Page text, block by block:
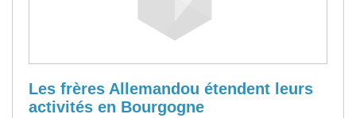
Les frères Allemandou étendent leurs
activités en Bourgogne